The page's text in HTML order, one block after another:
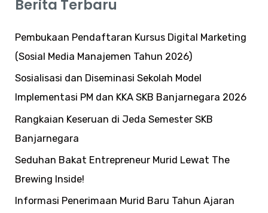
Berita Terbaru
Pembukaan Pendaftaran Kursus Digital Marketing
(Sosial Media Manajemen Tahun 2026)
Sosialisasi dan Diseminasi Sekolah Model
Implementasi PM dan KKA SKB Banjarnegara 2026
Rangkaian Keseruan di Jeda Semester SKB
Banjarnegara
Seduhan Bakat Entrepreneur Murid Lewat The
Brewing Inside!
Informasi Penerimaan Murid Baru Tahun Ajaran